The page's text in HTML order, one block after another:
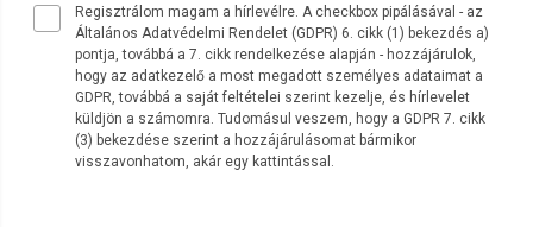
Regisztrálom magam a hírlevélre. A checkbox pipálásával - az
Általános Adatvédelmi Rendelet (GDPR) 6. cikk (1) bekezdés a)
pontja, továbbá a 7. cikk rendelkezése alapján - hozzájárulok,
hogy az adatkezelő a most megadott személyes adataimat a
GDPR, továbbá a saját feltételei szerint kezelje, és hírlevelet
küldjön a számomra. Tudomásul veszem, hogy a GDPR 7. cikk
(3) bekezdése szerint a hozzájárulásomat bármikor
visszavonhatom, akár egy kattintással.